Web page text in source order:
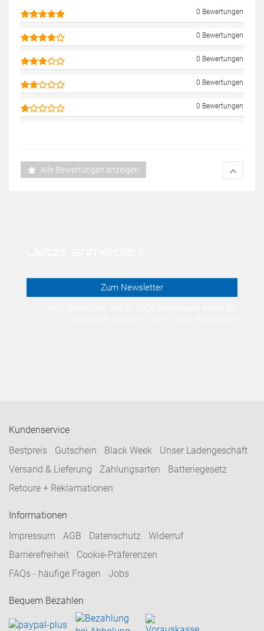
0 Bewertungen
0 Bewertungen
0 Bewertungen
0 Bewertungen
0 Bewertungen
Alle Bewertungen anzeigen
Zum Newsletter
Kundenservice
Bestpreis
Gutschein Black Week
Unser Ladengeschäft
Versand & Lieferung
Zahlungsarten
Batteriegesetz
Retoure + Reklamationen
Informationen
Impressum
AGB Datenschutz
Widerruf
Barrierefreiheit
Cookie-Präferenzen
FAQs - häufige Fragen
Jobs
Bequem Bezahlen